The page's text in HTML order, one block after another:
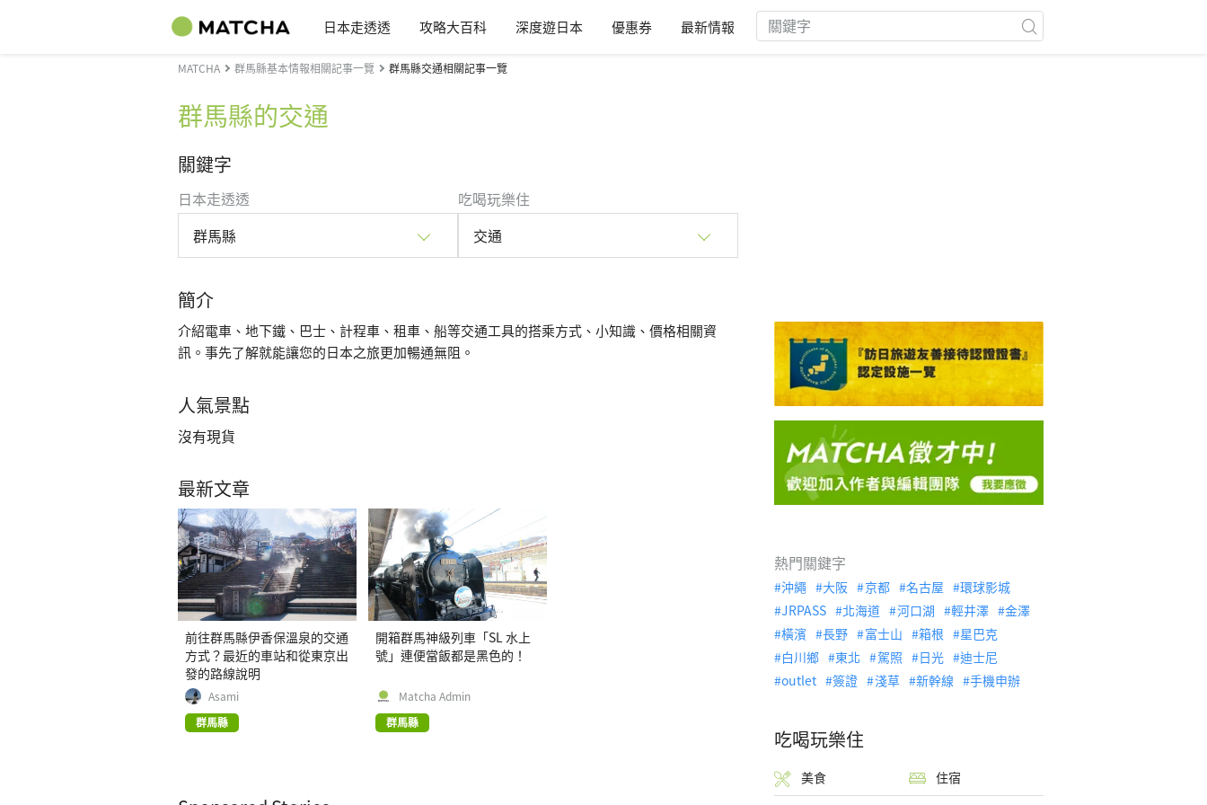
日本走透透 攻略大百科 深度遊日本 優惠券 最新情報
MATCHA 群馬縣基本情報相關記事一覽 群馬縣交通相關記事一覽
群馬縣的交通
關鍵字
日本走透透
群馬縣
吃喝玩樂住
交通
簡介
介紹電車、地下鐵、巴士、計程車、租車、船等交通工具的搭乘方式、小知識、價格相關資
訊。事先了解就能讓您的日本之旅更加暢通無阻。
人氣景點
沒有現貨
最新文章
前往群馬縣伊香保溫泉的交通
方式？最近的車站和從東京出
發的路線說明
Asami
群馬縣
開箱群馬神級列車「SL 水上
號」連便當飯都是黑色的！
Matcha Admin
群馬縣
熱門關鍵字
沖繩 大阪 京都 名古屋
環球影城
JRPASS
北海道 河口湖 輕井澤
金澤
橫濱
長野 富士山 箱根
星巴克
白川鄉
東北 駕照 日光
迪士尼
outlet
簽證 淺草 新幹線 手機申辦
吃喝玩樂住
美食 住宿